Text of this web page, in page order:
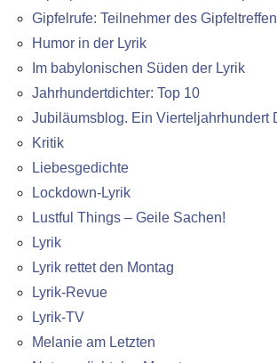
Gipfelrufe: Teilnehmer des
Humor in der Lyrik
Im babylonischen Süden der Lyrik
Jahrhundertdichter: Top 10
Jubiläumsblog. Ein Vierteljahrhundert
Kritik
Liebesgedichte
Lockdown-Lyrik
Lustful Things – Geile Sachen!
Lyrik
Lyrik rettet den Montag
Lyrik-Revue
Lyrik-TV
Melanie am Letzten